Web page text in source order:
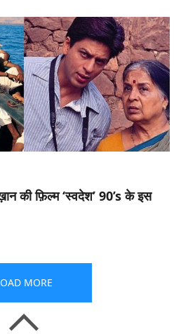
की फ़िल्म ‘स्वदेश’ 90’s के इस
MORE